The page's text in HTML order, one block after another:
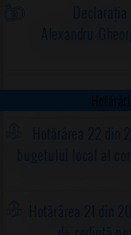
Alexandru-
Hotărârea 22 din
bugetului local al
Hotărârea 21 din